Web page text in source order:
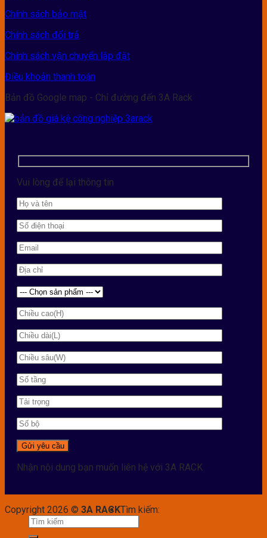
Chính sách bảo mật
Chính sách đổi trả
Chính sách vận chuyển lắp đặt
Điều khoản thanh toán
Bản đồ Google map - Chỉ đường đến 3A Rack
Vui lòng để lại thông tin
Nhận nội dung bạn muốn liên hệ với 3A RACK
Copyright 2026 © 3A RACKTìm kiếm: